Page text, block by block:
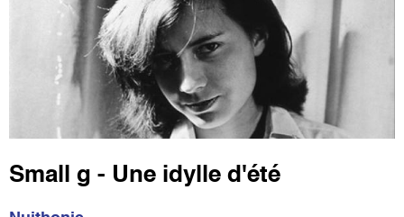
Small g - Une idylle d'été